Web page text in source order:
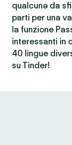
qualcunə da
parti per una
la funzione
interessanti in
40 lingue
su Tinder!